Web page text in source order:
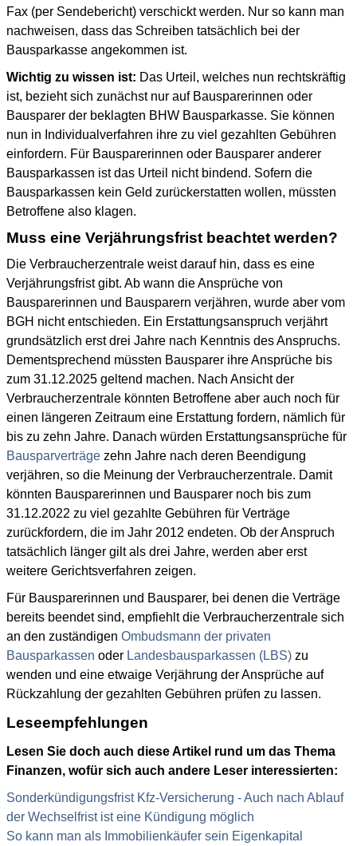
Fax (per Sendebericht) verschickt werden. Nur so kann man
nachweisen, dass das Schreiben tatsächlich bei der
Bausparkasse angekommen ist.
Wichtig zu wissen ist: Das Urteil, welches nun rechtskräftig
ist, bezieht sich zunächst nur auf Bausparerinnen oder
Bausparer der beklagten BHW Bausparkasse. Sie können
nun in Individualverfahren ihre zu viel gezahlten Gebühren
einfordern. Für Bausparerinnen oder Bausparer anderer
Bausparkassen ist das Urteil nicht bindend. Sofern die
Bausparkassen kein Geld zurückerstatten wollen, müssten
Betroffene also klagen.
Muss eine Verjährungsfrist beachtet werden?
Die Verbraucherzentrale weist darauf hin, dass es eine
Verjährungsfrist gibt. Ab wann die Ansprüche von
Bausparerinnen und Bausparern verjähren, wurde aber vom
BGH nicht entschieden. Ein Erstattungsanspruch verjährt
grundsätzlich erst drei Jahre nach Kenntnis des Anspruchs.
Dementsprechend müssten Bausparer ihre Ansprüche bis
zum 31.12.2025 geltend machen. Nach Ansicht der
Verbraucherzentrale könnten Betroffene aber auch noch für
einen längeren Zeitraum eine Erstattung fordern, nämlich für
bis zu zehn Jahre. Danach würden Erstattungsansprüche für
Bausparverträge zehn Jahre nach deren Beendigung
verjähren, so die Meinung der Verbraucherzentrale. Damit
könnten Bausparerinnen und Bausparer noch bis zum
31.12.2022 zu viel gezahlte Gebühren für Verträge
zurückfordern, die im Jahr 2012 endeten. Ob der Anspruch
tatsächlich länger gilt als drei Jahre, werden aber erst
weitere Gerichtsverfahren zeigen.
Für Bausparerinnen und Bausparer, bei denen die Verträge
bereits beendet sind, empfiehlt die Verbraucherzentrale sich
an den zuständigen Ombudsmann der privaten
Bausparkassen oder Landesbausparkassen (LBS) zu
wenden und eine etwaige Verjährung der Ansprüche auf
Rückzahlung der gezahlten Gebühren prüfen zu lassen.
Leseempfehlungen
Lesen Sie doch auch diese Artikel rund um das Thema
Finanzen, wofür sich auch andere Leser interessierten:
Sonderkündigungsfrist Kfz-Versicherung - Auch nach Ablauf
der Wechselfrist ist eine Kündigung möglich
So kann man als Immobilienkäufer sein Eigenkapital